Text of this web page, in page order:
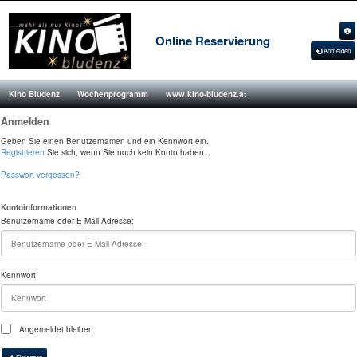
Online Reservierung
Anmelden
Kino Bludenz Wochenprogramm www.kino-bludenz.at
Anmelden
Geben Sie einen Benutzernamen und ein Kennwort ein.
Registrieren Sie sich, wenn Sie noch kein Konto haben.
Passwort vergessen?
Kontoinformationen
Benutzername oder E-Mail Adresse:
Kennwort:
Angemeldet bleiben